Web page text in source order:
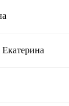
Екатерина